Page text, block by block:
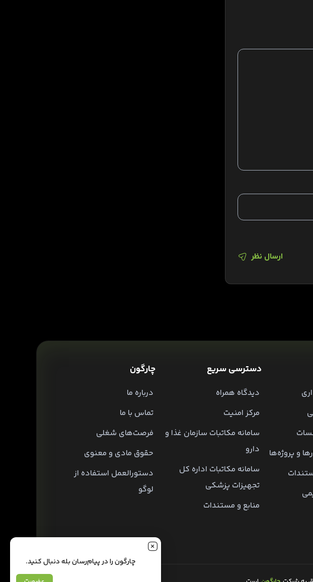
ارسال نظر
و پروژه‌ها
دسترسی سریع
دیدگاه همراه
مرکز امنیت
سامانه مکاتبات سازمان غذا و
دارو
سامانه مکاتبات اداره کل
تجهیزات پزشکی
منابع و مستندات
چارگون
درباره ما
تماس با ما
فرصت‌های شغلی
حقوق مادی و معنوی
دستورالعمل استفاده از
لوگو
چارگون را در پیام‌رسان بله دنبال کنید.